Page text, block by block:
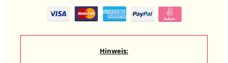
Hinweis: